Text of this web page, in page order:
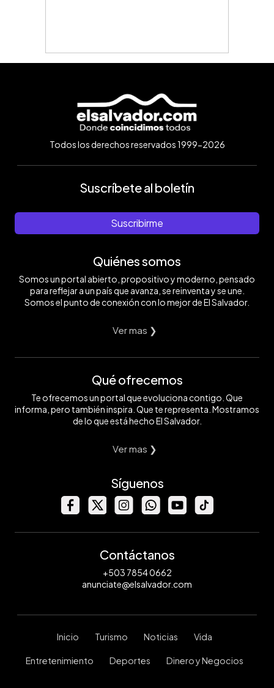
Todos los derechos reservados 1999-2026
Suscríbete al boletín
Suscribirme
Quiénes somos
Somos un portal abierto, propositivo y moderno, pensado
para reflejar a un país que avanza, se reinventa y se une.
Somos el punto de conexión con lo mejor de El Salvador.
Ver mas ❯
Qué ofrecemos
Te ofrecemos un portal que evoluciona contigo. Que
informa, pero también inspira. Que te representa. Mostramos
de lo que está hecho El Salvador.
Ver mas ❯
Síguenos
Contáctanos
+503 7854 0662
anunciate@elsalvador.com
Inicio Turismo Noticias Vida
Entretenimiento Deportes Dinero y Negocios